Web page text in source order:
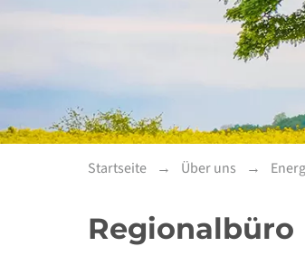
Startseite Über uns
Regionalbüro